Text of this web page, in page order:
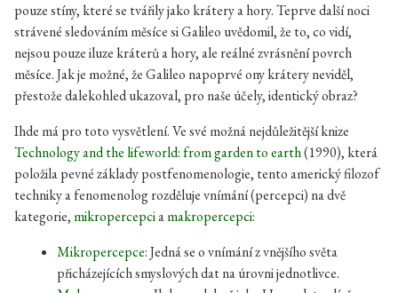
pouze stíny, které se tvářily jako krátery a hory. Teprve další noci
strávené sledováním měsíce si Galileo uvědomil, že to, co vidí,
nejsou pouze iluze kráterů a hory, ale reálné zvrásnění povrch
měsíce. Jak je možné, že Galileo napoprvé ony krátery neviděl,
přestože dalekohled ukazoval, pro naše účely, identický obraz?
Ihde má pro toto vysvětlení. Ve své možná nejdůležitější knize
Technology and the lifeworld: from garden to earth(1990), která
položila pevné základy postfenomenologie, tento americký filozof
techniky a fenomenolog rozděluje vnímání (percepci) na dvě
kategorie, mikropercepciamakropercepci:
Mikropercepce: Jedná se o vnímání z vnějšího světa
přicházejících smyslových dat na úrovni jednotlivce.